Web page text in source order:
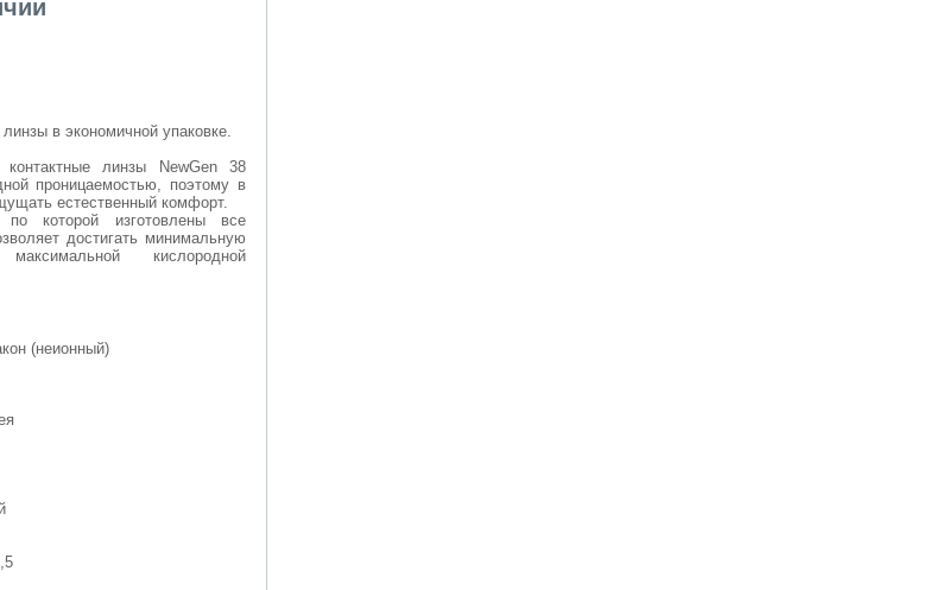
в экономичной упаковке.
линзы NewGen 38
проницаемостью, поэтому в
естественный комфорт.
которой изготовлены все
достигать минимальную
кислородной
(неионный)